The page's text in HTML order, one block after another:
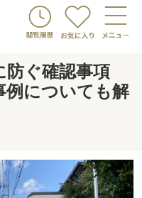
防ぐ確認事項
例についても解